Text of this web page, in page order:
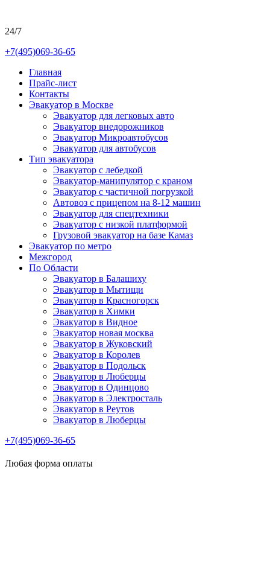
24/7
+7(495)069-36-65
Главная
Прайс-лист
Контакты
Эвакуатор в Москве
Эвакуатор для легковых авто
Эвакуатор внедорожников
Эвакуатор Микроавтобусов
Эвакуатор для автобусов
Тип эвакуатора
Эвакуатор с лебедкой
Эвакуатор-манипулятор с краном
Эвакуатор с частичной погрузкой
Автовоз с прицепом на 8-12 машин
Эвакуатор для спецтехники
Эвакуатор с низкой платформой
Грузовой эвакуатор на базе Камаз
Эвакуатор по метро
Межгород
По Области
Эвакуатор в Балашиху
Эвакуатор в Мытищи
Эвакуатор в Красногорск
Эвакуатор в Химки
Эвакуатор в Видное
Эвакуатор новая москва
Эвакуатор в Жуковский
Эвакуатор в Королев
Эвакуатор в Подольск
Эвакуатор в Люберцы
Эвакуатор в Одинцово
Эвакуатор в Электросталь
Эвакуатор в Реутов
Эвакуатор в Люберцы
+7(495)069-36-65
Любая форма оплаты